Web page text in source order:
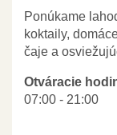
Ponúkame
koktaily,
čaje a
Otváracie
07:00 - 21:00